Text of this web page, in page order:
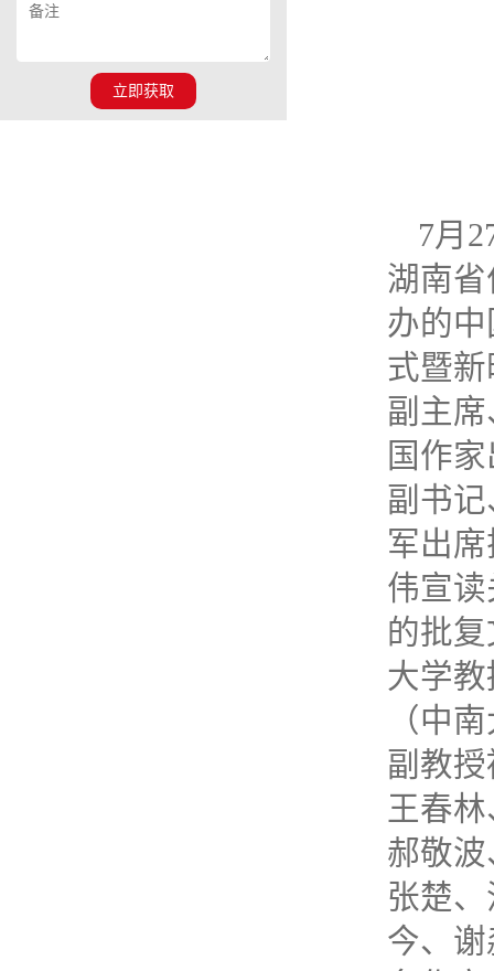
立即获取
7月
湖南
办的
式暨
副主
国作
副书
军出
伟宣
的批
大学
（中
副教
王春
郝敬
张楚
今、